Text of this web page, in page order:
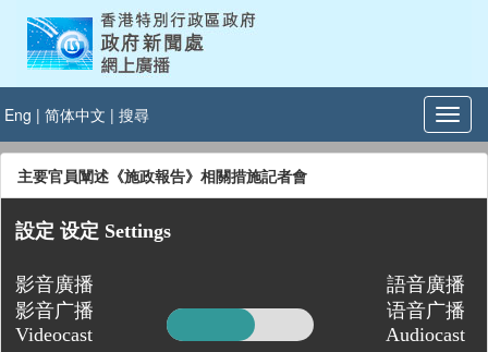
Eng | 简体中文 | 搜尋
主要官員闡述《施政報告》相關措施記者會